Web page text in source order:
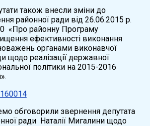
також внесли зміни до
районної ради від 26.06.2015 р.
«Про районну Програму
ефективності виконання
органами виконавчої
щодо реалізації державної
політики на 2015-2016
обговорили звернення депутата
ради Наталії Мигалини щодо